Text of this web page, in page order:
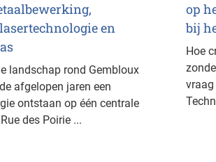
en
landschap rond Gembloux
afgelopen jaren een
ontstaan op één centrale
des Poirie ...
op
bij
Hoe